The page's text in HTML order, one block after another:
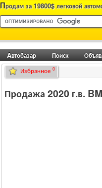
Продам за 19800$ легковой
Aвтобазар Поиск
Избранное 0
Продажа 2020 г.в.